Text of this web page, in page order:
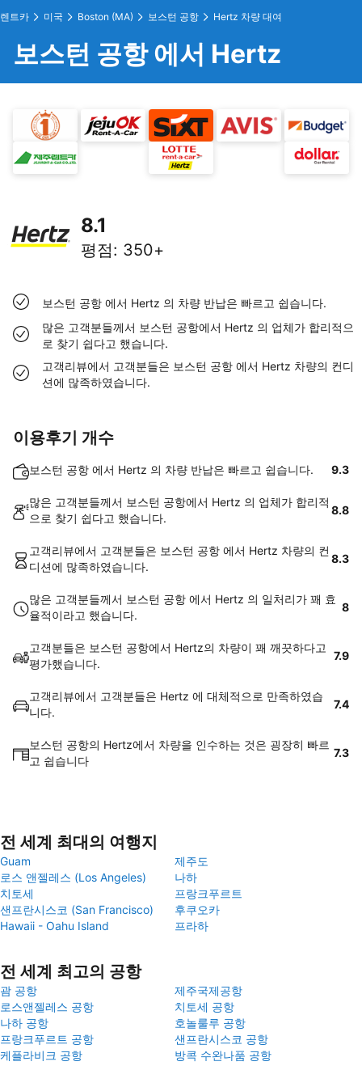
렌트카 미국 Boston (MA) 보스턴 공항 Hertz 차량 대여
보스턴 공항 에서 Hertz
8.1
평점: 350+
보스턴 공항 에서 Hertz 의 차량 반납은 빠르고 쉽습니다.
많은 고객분들께서 보스턴 공항에서 Hertz 의 업체가 합리적으
로 찾기 쉽다고 했습니다.
고객리뷰에서 고객분들은 보스턴 공항 에서 Hertz 차량의 컨디
션에 많족하였습니다.
이용후기 개수
보스턴 공항 에서 Hertz 의 차량 반납은 빠르고 쉽습니다. 9.3
많은 고객분들께서 보스턴 공항에서 Hertz 의 업체가 합리적
으로 찾기 쉽다고 했습니다.
8.8
고객리뷰에서 고객분들은 보스턴 공항 에서 Hertz 차량의 컨
디션에 많족하였습니다.
8.3
많은 고객분들께서 보스턴 공항 에서 Hertz 의 일처리가 꽤 효
율적이라고 했습니다.
8
고객분들은 보스턴 공항에서 Hertz의 차량이 꽤 깨끗하다고
평가했습니다.
7.9
고객리뷰에서 고객분들은 Hertz 에 대체적으로 만족하였습
니다.
7.4
보스턴 공항의 Hertz에서 차량을 인수하는 것은 굉장히 빠르
고 쉽습니다
7.3
전 세계 최대의 여행지
Guam
제주도
로스 앤젤레스 (Los Angeles)
나하
치토세
프랑크푸르트
샌프란시스코 (San Francisco)
후쿠오카
Hawaii - Oahu Island
프라하
전 세계 최고의 공항
괌 공항
제주국제공항
로스앤젤레스 공항
치토세 공항
나하 공항
호놀룰루 공항
프랑크푸르트 공항
샌프란시스코 공항
케플라비크 공항
방콕 수완나품 공항